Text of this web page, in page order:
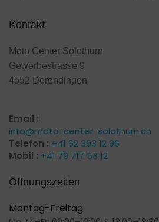
Kontakt
Moto Center Solothurn
Gewerbestrasse 9
4552 Derendingen
Email :
info@moto-center-solothurn.ch
Telefon : +41 62 393 12 96
Mobil : +41 79 717 53 12
Öffnungszeiten
Montag-Freitag